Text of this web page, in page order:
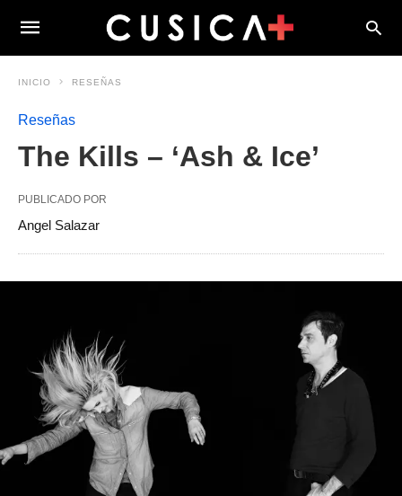
INICIO RESEÑAS
Reseñas
The Kills – ‘Ash & Ice’
PUBLICADO POR
Angel Salazar